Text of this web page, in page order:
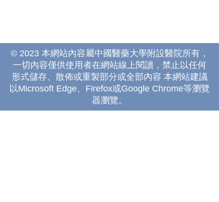
© 2023 本網站內容屬中國醫藥大學附設醫院所有，
一切內容僅供使用者在網站線上閱讀，禁止以任何
形式儲存、散佈或重製部分或全部內容 本網站建議
以Microsoft Edge、Firefox或Google Chrome等瀏覽
器瀏覽。